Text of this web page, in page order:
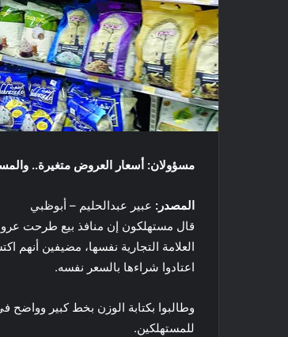
مسؤولان: أسعار العروض متغيرة..
المصدر: عبير عبدالحليم – أبوظبي
قال مستهلكون إن منافذ بيع طرحت
اعتادوا شراءها بالسعر نفسه.
وطالبوا بكتابة الوزن بخط كبير
للمستهلكين.